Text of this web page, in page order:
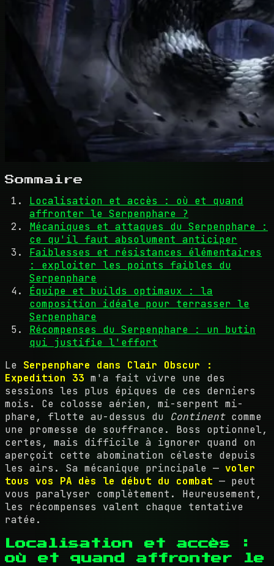
Sommaire
Localisation et accès : où et quand
affronter le Serpenphare ?
Mécaniques et attaques du Serpenphare :
ce qu'il faut absolument anticiper
Faiblesses et résistances élémentaires
: exploiter les points faibles du
Serpenphare
Équipe et builds optimaux : la
composition idéale pour terrasser le
Serpenphare
Récompenses du Serpenphare : un butin
qui justifie l'effort
Le Serpenphare dans Clair Obscur :
Expedition 33 m'a fait vivre une des
sessions les plus épiques de ces derniers
mois. Ce colosse aérien, mi-serpent mi-
phare, flotte au-dessus du Continentcomme
une promesse de souffrance. Boss optionnel,
certes, mais difficile à ignorer quand on
aperçoit cette abomination céleste depuis
les airs. Sa mécanique principale — voler
tous vos PA dès le début du combat — peut
vous paralyser complètement. Heureusement,
les récompenses valent chaque tentative
ratée.
Localisation et accès :
où et quand affronter le